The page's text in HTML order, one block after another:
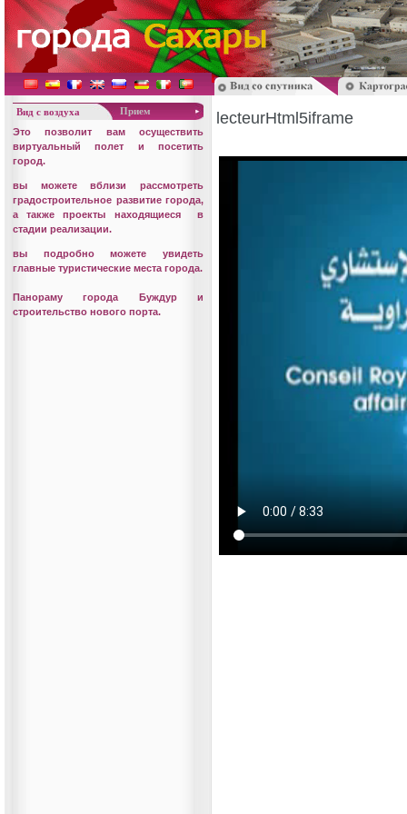
Вид с воздуха
Прием
Это позволит вам осуществить
виртуальный полет и посетить
город.
вы можете вблизи рассмотреть
градостроительное развитие города,
а также проекты находящиеся в
стадии реализации.
вы подробно можете увидеть
главные туристические места города.
Панораму города Буждур и
строительство нового порта.
lecteurHtml5iframe